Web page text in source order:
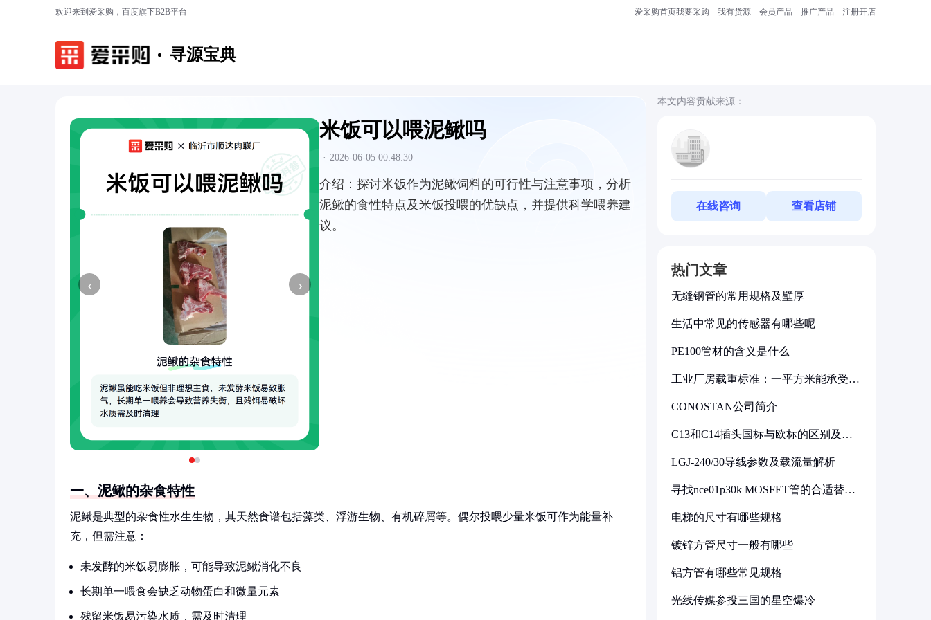
欢迎来到爱采购，百度旗下B2B平台 爱采购首页我要采购 我有货源 会员产品 推广产品 注册开店
寻源宝典
‹ ›
米饭可以喂泥鳅吗
· 2026-06-05 00:48:30
介绍： 探讨米饭作为泥鳅饲料的可行性与注意事项，分析
泥鳅的食性特点及米饭投喂的优缺点，并提供科学喂养建
议。
一、泥鳅的杂食特性
泥鳅是典型的杂食性水生生物，其天然食谱包括藻类、浮游生物、有机碎屑等。偶尔投喂少量米饭可作为能量补
充，但需注意：
未发酵的米饭易膨胀，可能导致泥鳅消化不良
长期单一喂食会缺乏动物蛋白和微量元素
残留米饭易污染水质，需及时清理
本文内容贡献来源：
在线咨询 查看店铺
热门文章
无缝钢管的常用规格及壁厚
生活中常见的传感器有哪些呢
PE100管材的含义是什么
工业厂房载重标准：一平方米能承受多
CONOSTAN公司简介
C13和C14插头国标与欧标的区别及其
LGJ-240/30导线参数及载流量解析
寻找nce01p30k MOSFET管的合适替代
电梯的尺寸有哪些规格
镀锌方管尺寸一般有哪些
铝方管有哪些常见规格
光线传媒参投三国的星空爆冷